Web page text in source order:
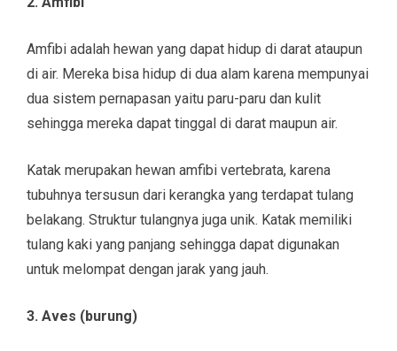
Amfibi adalah hewan yang dapat hidup di darat ataupun
di air. Mereka bisa hidup di dua alam karena mempunyai
dua sistem pernapasan yaitu paru-paru dan kulit
sehingga mereka dapat tinggal di darat maupun air.
Katak merupakan hewan amfibi vertebrata, karena
tubuhnya tersusun dari kerangka yang terdapat tulang
belakang. Struktur tulangnya juga unik. Katak memiliki
tulang kaki yang panjang sehingga dapat digunakan
untuk melompat dengan jarak yang jauh.
3. Aves (burung)